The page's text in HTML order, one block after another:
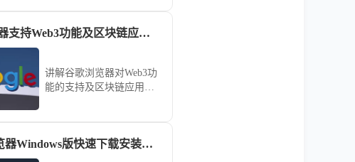
好浏览表现。
谷歌浏览器支持Web3功能及区块链应用教程
讲解谷歌浏览器对Web3功
能的支持及区块链应用操
新。
google浏览器Windows版快速下载安装操作指南